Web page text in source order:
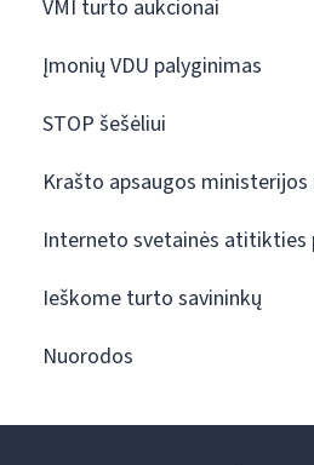
VMI turto aukcionai
Įmonių VDU palyginimas
STOP šešėliui
Krašto apsaugos
Interneto svetainės atitikties
Ieškome turto savininkų
Nuorodos